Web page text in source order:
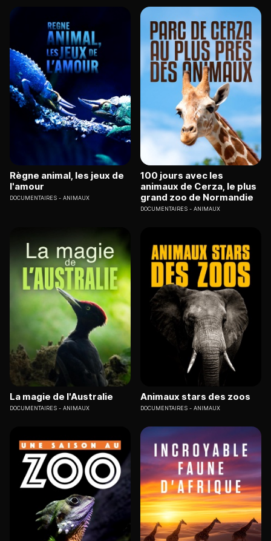
Règne animal, les jeux de
l'amour
DOCUMENTAIRES ANIMAUX
100 jours avec les
animaux de Cerza, le plus
grand zoo de Normandie
DOCUMENTAIRES ANIMAUX
La magie de l'Australie
DOCUMENTAIRES ANIMAUX
Animaux stars des zoos
DOCUMENTAIRES ANIMAUX